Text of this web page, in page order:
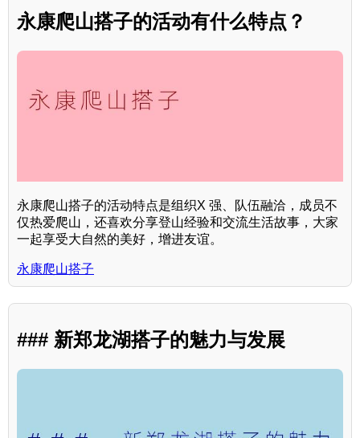
永康爬山搭子的活动有什么特点？
永康爬山搭子的活动特点是组织X 强、队伍融洽，成员不
仅热爱爬山，还喜欢分享登山经验和交流生活故事，大家
一起享受大自然的美好，增进友谊。
永康爬山搭子
### 新郑龙湖搭子的魅力与发展